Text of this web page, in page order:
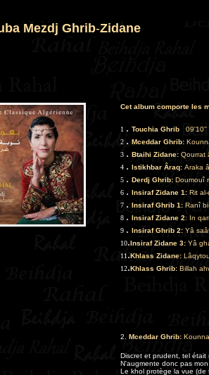
Mezdj Ghrib-Zidane
Cet album comporte les
1 . Touchia Ghrib.. 09'10''
2 . Mceddar Ghrib:
3 . Btaihi Zidane: Qourrat
4 . Istikhbar Âraq: Araka
5 . Derdj Ghrib: Doumouî
6 . Insiraf Zidane 1: Rit
7 . Insiraf Ghrib 1: Ranî
8 . Insiraf Zidane 2: In
9 . Insiraf Ghrib 2: Yâ
10.Insiraf Zidane 3: Yâ
11 .Khlass Zidane:
12.Khlass Ghrib: Billah
2. Mceddar Ghrib:
Discret et prudent, tel était
N'augmente donc pas
Le khol protège la vue (de